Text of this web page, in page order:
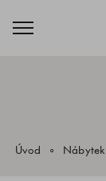
Úvod Nábytek